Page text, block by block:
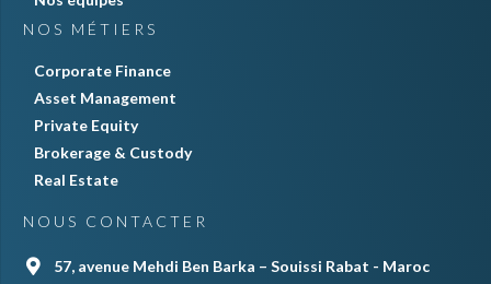
NOS MÉTIERS
Corporate Finance
Asset Management
Private Equity
Brokerage & Custody
Real Estate
NOUS CONTACTER
57, avenue Mehdi Ben Barka – Souissi Rabat - Maroc